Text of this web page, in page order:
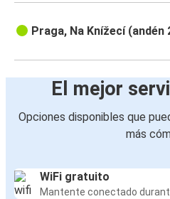
Praga, Na Knížecí (andén
El mejor
Opciones disponibles que
más
WiFi gratuito
Mantente conectado